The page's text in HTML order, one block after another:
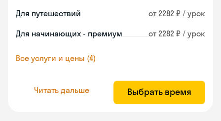
Для путешествий от 2282 ₽ / урок
Для начинающих - премиум от 2282 ₽ / урок
Все услуги и цены (4)
Читать дальше Выбрать время